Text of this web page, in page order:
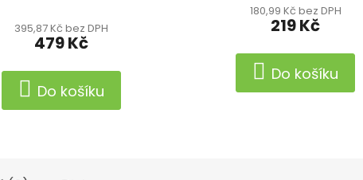
395,87 Kč bez DPH
479 Kč
Do košíku
produktu
hvězdiček.
180,99 Kč bez DPH
219 Kč
Do košíku